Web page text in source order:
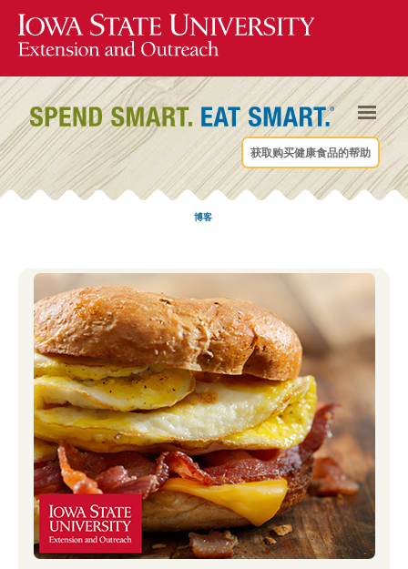
获取购买健康食品的帮助
博客